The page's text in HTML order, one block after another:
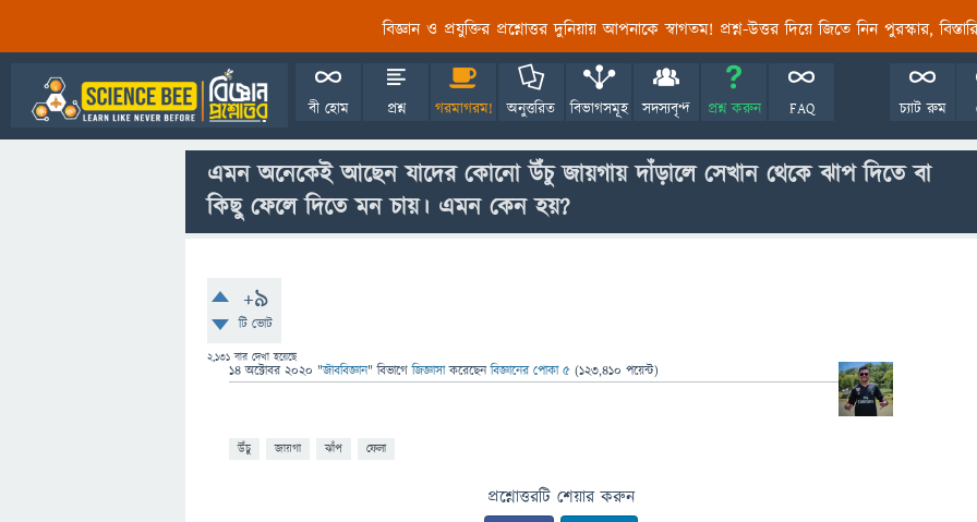
বিজ্ঞান ও প্রযুক্তির প্রশ্নোত্তর দুনিয়ায় আপনাকে স্বাগতম! প্রশ্ন-উত্তর দিয়ে জিতে নিন পুরস্কার,
বী হোম প্রশ্ন গরমাগরম! অনুত্তরিত বিভাগসমূহ সদস্যবৃন্দ প্রশ্ন করুন FAQ চ্যাট রুম
এমন অনেকেই আছেন যাদের কোনো উঁচু জায়গায় দাঁড়ালে সেখান থেকে ঝাপ দিতে বা
কিছু ফেলে দিতে মন চায়। এমন কেন হয়?
+9
টি ভোট
2,131 বার দেখা হয়েছে
14 অক্টোবর 2020 "জীববিজ্ঞান" বিভাগে জিজ্ঞাসাকরেছেনবিজ্ঞানের পোকা ৫ (123,410 পয়েন্ট)
উঁচু জায়গা ঝাঁপ ফেলা
প্রশ্নোত্তরটি শেয়ার করুন